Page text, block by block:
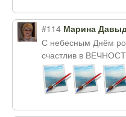
#114 Марина
С небесным Днём
счастлив в